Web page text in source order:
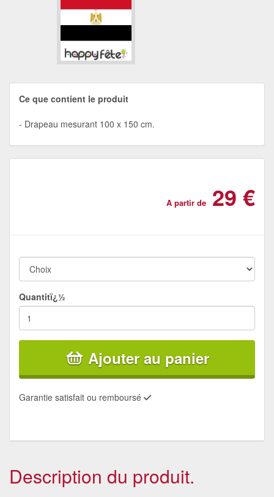
Ce que contient le produit
Drapeau mesurant 100 x 150 cm.
A partir de 29 €
Quantitï¿½
Ajouter au panier
Garantie satisfait ou remboursé
Description du produit.